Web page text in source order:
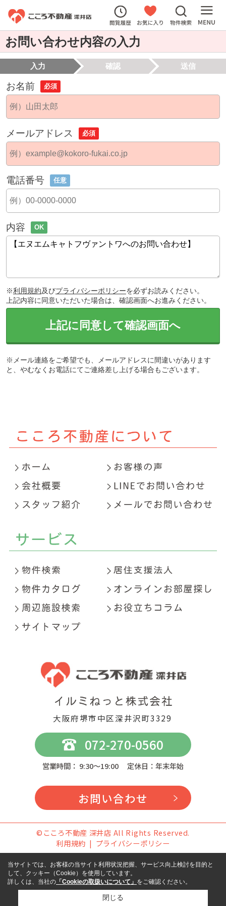
お問い合わせ内容の入力
入力 確認 送信
お名前 必須
メールアドレス 必須
電話番号 任意
内容 OK
※利用規約及びプライバシーポリシーを必ずお読みください。
上記内容に同意いただいた場合は、確認画面へお進みください。
上記に同意して確認画面へ
※メール連絡をご希望でも、メールアドレスに間違いがあります
と、やむなくお電話にてご連絡差し上げる場合もございます。
大阪府堺市中区深井沢町3329
072-270-0560
営業時間： 9:30～19:00 定休日：年末年始
お問い合わせ
©こころ不動産 深井店 All Rights Reserved.
利用規約
プライバシーポリシー
当サイトでは、お客様の当サイト利用状況把握、サービス向上検討を目的と
して、クッキー（Cookie）を使用しています。
詳しくは、当社の 「Cookieの取扱いについて」 をご確認ください。
閉じる